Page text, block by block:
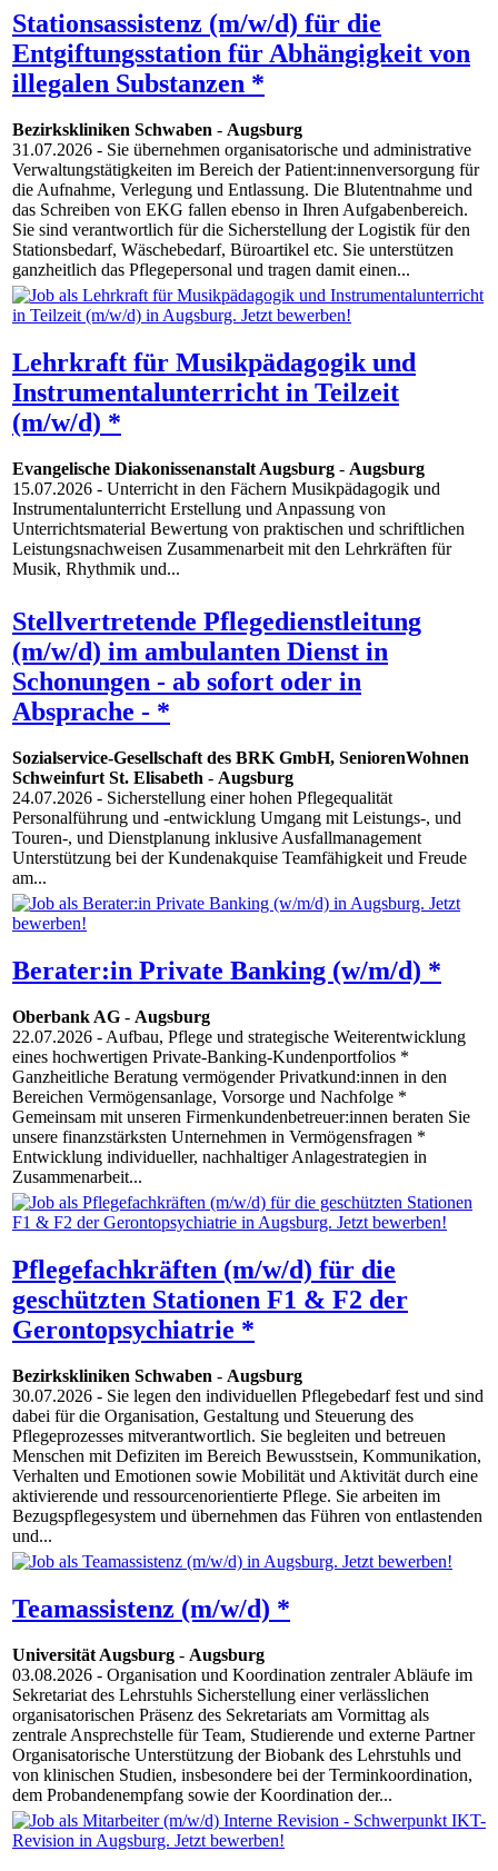
Stationsassistenz (m/w/d) für die
Entgiftungsstation für Abhängigkeit von
illegalen Substanzen *
Bezirkskliniken Schwaben - Augsburg
31.07.2026 - Sie übernehmen organisatorische und administrative
Verwaltungstätigkeiten im Bereich der Patient:innenversorgung für
die Aufnahme, Verlegung und Entlassung. Die Blutentnahme und
das Schreiben von EKG fallen ebenso in Ihren Aufgabenbereich.
Sie sind verantwortlich für die Sicherstellung der Logistik für den
Stationsbedarf, Wäschebedarf, Büroartikel etc. Sie unterstützen
ganzheitlich das Pflegepersonal und tragen damit einen...
Lehrkraft für Musikpädagogik und
Instrumentalunterricht in Teilzeit
(m/w/d) *
Evangelische Diakonissenanstalt Augsburg - Augsburg
15.07.2026 - Unterricht in den Fächern Musikpädagogik und
Instrumentalunterricht Erstellung und Anpassung von
Unterrichtsmaterial Bewertung von praktischen und schriftlichen
Leistungsnachweisen Zusammenarbeit mit den Lehrkräften für
Musik, Rhythmik und...
Stellvertretende Pflegedienstleitung
(m/w/d) im ambulanten Dienst in
Schonungen - ab sofort oder in
Absprache - *
Sozialservice-Gesellschaft des BRK GmbH, SeniorenWohnen
Schweinfurt St. Elisabeth - Augsburg
24.07.2026 - Sicherstellung einer hohen Pflegequalität
Personalführung und -entwicklung Umgang mit Leistungs-, und
Touren-, und Dienstplanung inklusive Ausfallmanagement
Unterstützung bei der Kundenakquise Teamfähigkeit und Freude
am...
Berater:in Private Banking (w/m/d) *
Oberbank AG - Augsburg
22.07.2026 - Aufbau, Pflege und strategische Weiterentwicklung
eines hochwertigen Private-Banking-Kundenportfolios *
Ganzheitliche Beratung vermögender Privatkund:innen in den
Bereichen Vermögensanlage, Vorsorge und Nachfolge *
Gemeinsam mit unseren Firmenkundenbetreuer:innen beraten Sie
unsere finanzstärksten Unternehmen in Vermögensfragen *
Entwicklung individueller, nachhaltiger Anlagestrategien in
Zusammenarbeit...
Pflegefachkräften (m/w/d) für die
geschützten Stationen F1 & F2 der
Gerontopsychiatrie *
Bezirkskliniken Schwaben - Augsburg
30.07.2026 - Sie legen den individuellen Pflegebedarf fest und sind
dabei für die Organisation, Gestaltung und Steuerung des
Pflegeprozesses mitverantwortlich. Sie begleiten und betreuen
Menschen mit Defiziten im Bereich Bewusstsein, Kommunikation,
Verhalten und Emotionen sowie Mobilität und Aktivität durch eine
aktivierende und ressourcenorientierte Pflege. Sie arbeiten im
Bezugspflegesystem und übernehmen das Führen von entlastenden
und...
Teamassistenz (m/w/d) *
Universität Augsburg - Augsburg
03.08.2026 - Organisation und Koordination zentraler Abläufe im
Sekretariat des Lehrstuhls Sicherstellung einer verlässlichen
organisatorischen Präsenz des Sekretariats am Vormittag als
zentrale Ansprechstelle für Team, Studierende und externe Partner
Organisatorische Unterstützung der Biobank des Lehrstuhls und
von klinischen Studien, insbesondere bei der Terminkoordination,
dem Probandenempfang sowie der Koordination der...